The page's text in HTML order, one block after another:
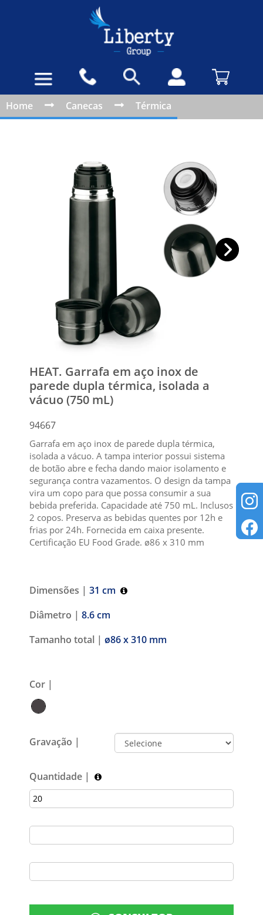
Home Canecas Térmica
HEAT. Garrafa em aço inox de
parede dupla térmica, isolada a
vácuo (750 mL)
94667
Garrafa em aço inox de parede dupla térmica,
isolada a vácuo. A tampa interior possui sistema
de botão abre e fecha dando maior isolamento e
segurança contra vazamentos. O design da tampa
vira um copo para que possa consumir a sua
bebida preferida. Capacidade até 750 mL. Inclusos
2 copos. Preserva as bebidas quentes por 12h e
frias por 24h. Fornecida em caixa presente.
Certificação EU Food Grade. ø86 x 310 mm
Dimensões | 31 cm
Diâmetro | 8.6 cm
Tamanho total | ø86 x 310 mm
Cor |
Gravação |
Quantidade |